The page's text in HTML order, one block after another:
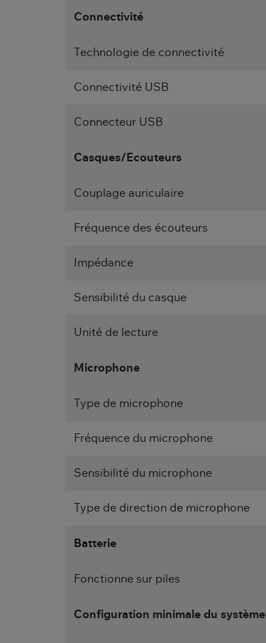
Connectivité
Technologie de connectivité
Connectivité USB
Connecteur USB
Casques/Ecouteurs
Couplage auriculaire
Fréquence des écouteurs
Impédance
Sensibilité du casque
Unité de lecture
Microphone
Type de microphone
Fréquence du microphone
Sensibilité du microphone
Type de direction de microphone
Batterie
Fonctionne sur piles
Configuration minimale du système